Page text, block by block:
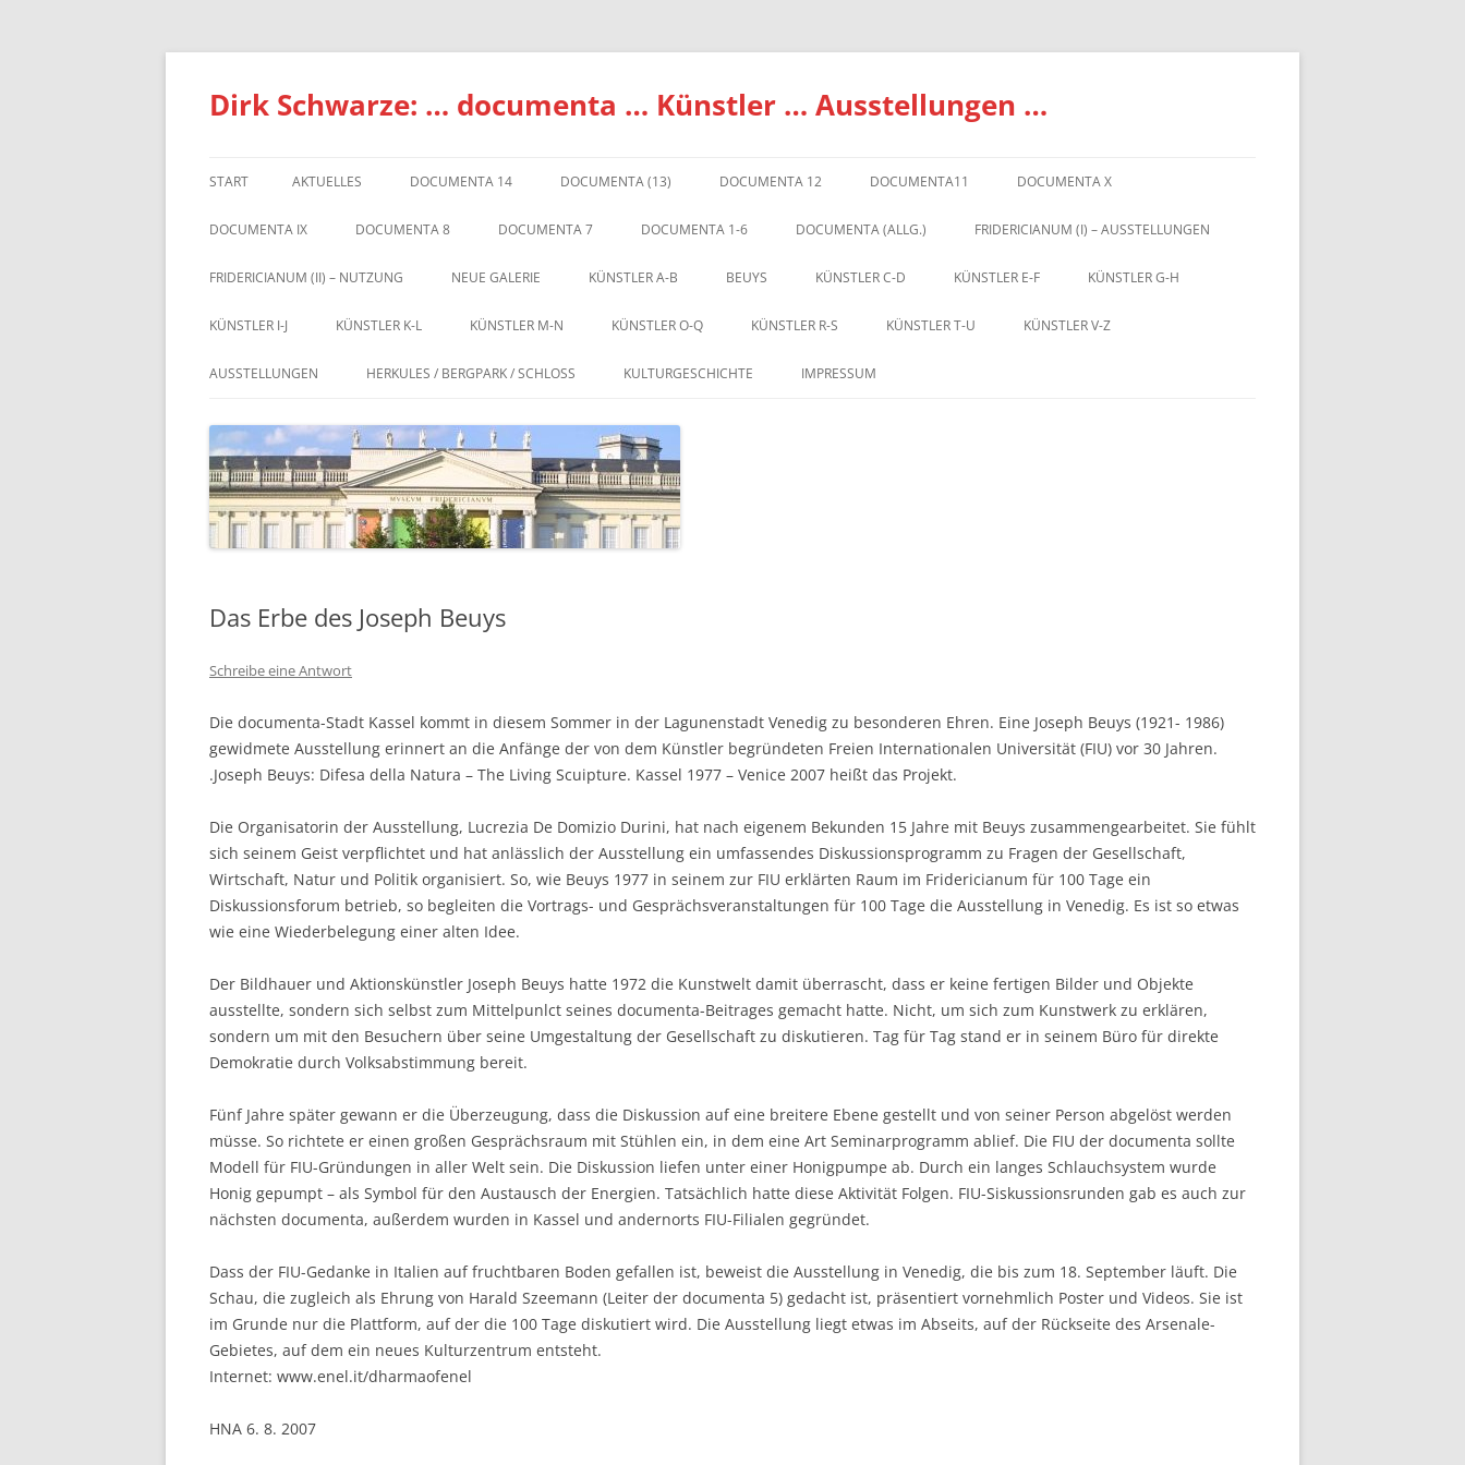
Zum
springen
Dirk Schwarze: … documenta … Künstler … Ausstellungen …
START AKTUELLES DOCUMENTA 14 DOCUMENTA (13) DOCUMENTA 12 DOCUMENTA11 DOCUMENTA X
DOCUMENTA IX DOCUMENTA 8 DOCUMENTA 7 DOCUMENTA 1-6 DOCUMENTA (ALLG.) FRIDERICIANUM (I) – AUSSTELLUNGEN
FRIDERICIANUM (II) – NUTZUNG NEUE GALERIE KÜNSTLER A-B BEUYS KÜNSTLER C-D KÜNSTLER E-F KÜNSTLER G-H
KÜNSTLER I-J KÜNSTLER K-L KÜNSTLER M-N KÜNSTLER O-Q KÜNSTLER R-S KÜNSTLER T-U KÜNSTLER V-Z
AUSSTELLUNGEN HERKULES / BERGPARK / SCHLOSS KULTURGESCHICHTE IMPRESSUM
Das Erbe des Joseph Beuys
Schreibe eine Antwort
Die documenta-Stadt Kassel kommt in diesem Sommer in der Lagunenstadt Venedig zu besonderen Ehren. Eine Joseph Beuys (1921- 1986)
gewidmete Ausstellung erinnert an die Anfänge der von dem Künstler begründeten Freien Internationalen Universität (FIU) vor 30 Jahren.
.Joseph Beuys: Difesa della Natura – The Living Scuipture. Kassel 1977 – Venice 2007 heißt das Projekt.
Die Organisatorin der Ausstellung, Lucrezia De Domizio Durini, hat nach eigenem Bekunden 15 Jahre mit Beuys zusammengearbeitet. Sie fühlt
sich seinem Geist verpflichtet und hat anlässlich der Ausstellung ein umfassendes Diskussionsprogramm zu Fragen der Gesellschaft,
Wirtschaft, Natur und Politik organisiert. So, wie Beuys 1977 in seinem zur FIU erklärten Raum im Fridericianum für 100 Tage ein
Diskussionsforum betrieb, so begleiten die Vortrags- und Gesprächsveranstaltungen für 100 Tage die Ausstellung in Venedig. Es ist so etwas
wie eine Wiederbelegung einer alten Idee.
Der Bildhauer und Aktionskünstler Joseph Beuys hatte 1972 die Kunstwelt damit überrascht, dass er keine fertigen Bilder und Objekte
ausstellte, sondern sich selbst zum Mittelpunlct seines documenta-Beitrages gemacht hatte. Nicht, um sich zum Kunstwerk zu erklären,
sondern um mit den Besuchern über seine Umgestaltung der Gesellschaft zu diskutieren. Tag für Tag stand er in seinem Büro für direkte
Demokratie durch Volksabstimmung bereit.
Fünf Jahre später gewann er die Überzeugung, dass die Diskussion auf eine breitere Ebene gestellt und von seiner Person abgelöst werden
müsse. So richtete er einen großen Gesprächsraum mit Stühlen ein, in dem eine Art Seminarprogramm ablief. Die FIU der documenta sollte
Modell für FIU-Gründungen in aller Welt sein. Die Diskussion liefen unter einer Honigpumpe ab. Durch ein langes Schlauchsystem wurde
Honig gepumpt – als Symbol für den Austausch der Energien. Tatsächlich hatte diese Aktivität Folgen. FIU-Siskussionsrunden gab es auch zur
nächsten documenta, außerdem wurden in Kassel und andernorts FIU-Filialen gegründet.
Dass der FIU-Gedanke in Italien auf fruchtbaren Boden gefallen ist, beweist die Ausstellung in Venedig, die bis zum 18. September läuft. Die
Schau, die zugleich als Ehrung von Harald Szeemann (Leiter der documenta 5) gedacht ist, präsentiert vornehmlich Poster und Videos. Sie ist
im Grunde nur die Plattform, auf der die 100 Tage diskutiert wird. Die Ausstellung liegt etwas im Abseits, auf der Rückseite des Arsenale-
Gebietes, auf dem ein neues Kulturzentrum entsteht.
Internet: www.enel.it/dharmaofenel
HNA 6. 8. 2007